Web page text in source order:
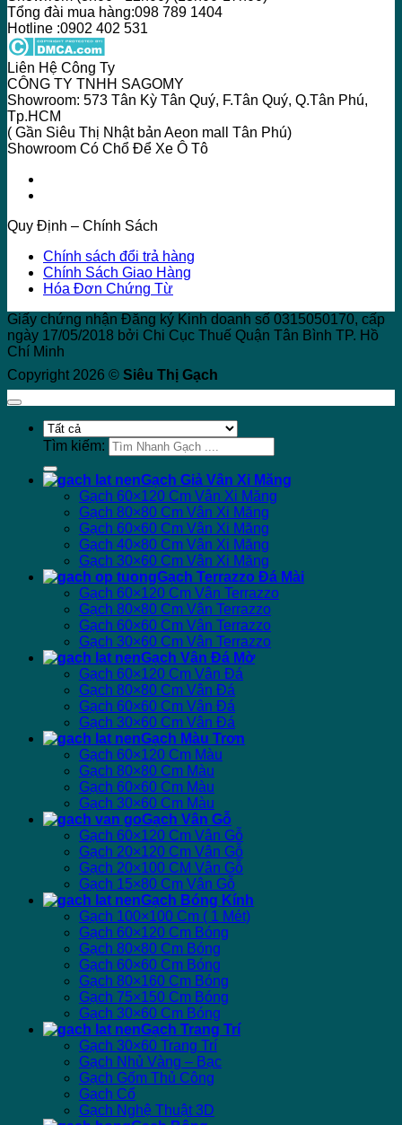
Tổng đài mua hàng:098 789 1404
Hotline :0902 402 531
Liên Hệ Công Ty
CÔNG TY TNHH SAGOMY
Showroom: 573 Tân Kỳ Tân Quý, F.Tân Quý, Q.Tân Phú,
Tp.HCM
( Gần Siêu Thị Nhật bản Aeon mall Tân Phú)
Showroom Có Chổ Để Xe Ô Tô
Quy Định – Chính Sách
Chính sách đổi trả hàng
Chính Sách Giao Hàng
Hóa Đơn Chứng Từ
Giấy chứng nhận Đăng ký Kinh doanh số 0315050170, cấp
ngày 17/05/2018 bởi Chi Cục Thuế Quận Tân Bình TP. Hồ
Chí Minh
Copyright 2026 © Siêu Thị Gạch
Tìm kiếm:
Gạch Giả Vân Xi Măng
Gạch 60×120 Cm Vân Xi Măng
Gạch 80×80 Cm Vân Xi Măng
Gạch 60×60 Cm Vân Xi Măng
Gạch 40×80 Cm Vân Xi Măng
Gạch 30×60 Cm Vân Xi Măng
Gạch Terrazzo Đá Mài
Gạch 60×120 Cm Vân Terrazzo
Gạch 80×80 Cm Vân Terrazzo
Gạch 60×60 Cm Vân Terrazzo
Gạch 30×60 Cm Vân Terrazzo
Gạch Vân Đá Mờ
Gạch 60×120 Cm Vân Đá
Gạch 80×80 Cm Vân Đá
Gạch 60×60 Cm Vân Đá
Gạch 30×60 Cm Vân Đá
Gạch Màu Trơn
Gạch 60×120 Cm Màu
Gạch 80×80 Cm Màu
Gạch 60×60 Cm Màu
Gạch 30×60 Cm Màu
Gạch Vân Gỗ
Gạch 60×120 Cm Vân Gỗ
Gạch 20×120 Cm Vân Gỗ
Gạch 20×100 CM Vân Gỗ
Gạch 15×80 Cm Vân Gỗ
Gạch Bóng Kính
Gạch 100×100 Cm ( 1 Mét)
Gạch 60×120 Cm Bóng
Gạch 80×80 Cm Bóng
Gạch 60×60 Cm Bóng
Gạch 80×160 Cm Bóng
Gạch 75×150 Cm Bóng
Gạch 30×60 Cm Bóng
Gạch Trang Trí
Gạch 30×60 Trang Trí
Gạch Nhủ Vàng – Bạc
Gạch Gốm Thủ Công
Gạch Cổ
Gạch Nghệ Thuật 3D